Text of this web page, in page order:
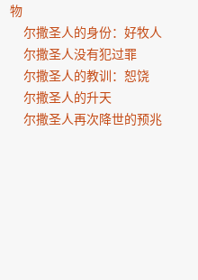
物
尔撒圣人的身份：好牧人
尔撒圣人没有犯过罪
尔撒圣人的教训：恕饶
尔撒圣人的升天
尔撒圣人再次降世的预兆